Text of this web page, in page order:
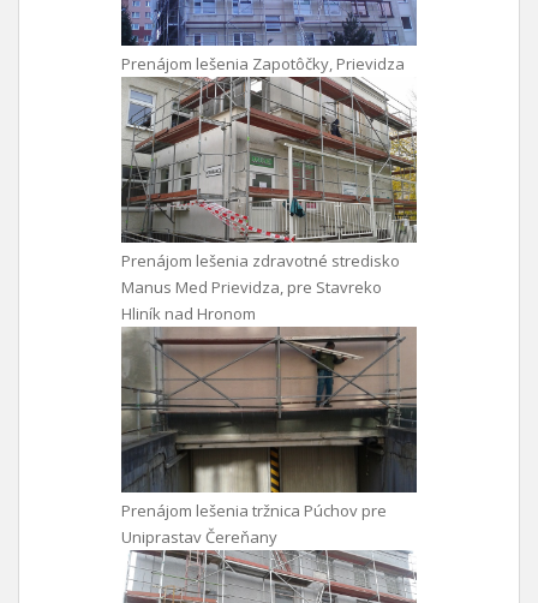
Prenájom lešenia Zapotôčky, Prievidza
Prenájom lešenia zdravotné stredisko
Manus Med Prievidza, pre Stavreko
Hliník nad Hronom
Prenájom lešenia tržnica Púchov pre
Uniprastav Čereňany